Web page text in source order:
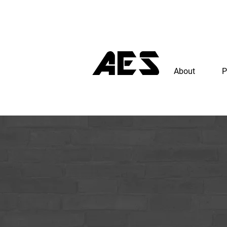
About